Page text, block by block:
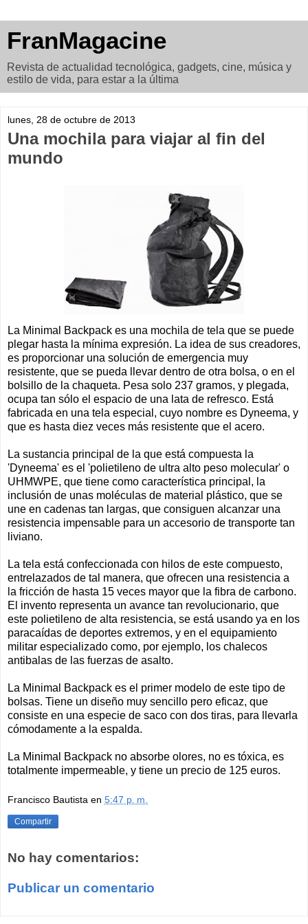
FranMagacine
Revista de actualidad tecnológica, gadgets, cine, música y
estilo de vida, para estar a la última
lunes, 28 de octubre de 2013
Una mochila para viajar al fin del
mundo
La Minimal Backpack es una mochila de tela que se puede
plegar hasta la mínima expresión. La idea de sus creadores,
es proporcionar una solución de emergencia muy
resistente, que se pueda llevar dentro de otra bolsa, o en el
bolsillo de la chaqueta. Pesa solo 237 gramos, y plegada,
ocupa tan sólo el espacio de una lata de refresco. Está
fabricada en una tela especial, cuyo nombre es Dyneema, y
que es hasta diez veces más resistente que el acero.
La sustancia principal de la que está compuesta la
'Dyneema' es el 'polietileno de ultra alto peso molecular' o
UHMWPE, que tiene como característica principal, la
inclusión de unas moléculas de material plástico, que se
une en cadenas tan largas, que consiguen alcanzar una
resistencia impensable para un accesorio de transporte tan
liviano.
La tela está confeccionada con hilos de este compuesto,
entrelazados de tal manera, que ofrecen una resistencia a
la fricción de hasta 15 veces mayor que la fibra de carbono.
El invento representa un avance tan revolucionario, que
este polietileno de alta resistencia, se está usando ya en los
paracaídas de deportes extremos, y en el equipamiento
militar especializado como, por ejemplo, los chalecos
antibalas de las fuerzas de asalto.
La Minimal Backpack es el primer modelo de este tipo de
bolsas. Tiene un diseño muy sencillo pero eficaz, que
consiste en una especie de saco con dos tiras, para llevarla
cómodamente a la espalda.
La Minimal Backpack no absorbe olores, no es tóxica, es
totalmente impermeable, y tiene un precio de 125 euros.
Francisco Bautista en 5:47 p. m.
Compartir
No hay comentarios:
Publicar un comentario